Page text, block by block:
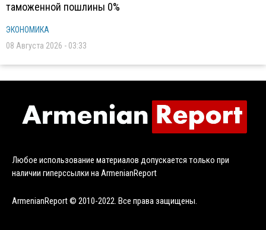
таможенной пошлины 0%
ЭКОНОМИКА
08 Августа 2026 - 03:33
Любое использование материалов допускается только при
наличии гиперссылки на ArmenianReport
ArmenianReport © 2010-2022. Все права защищены.